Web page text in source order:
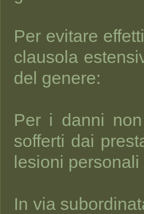
Per evitare
clausola
del genere:
Per i danni
sofferti dai
lesioni
In via